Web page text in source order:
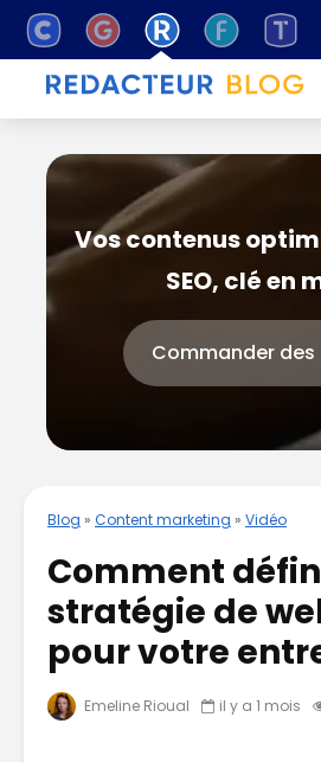
Vos contenus
SEO, clé en
Commander des
Blog » Content marketing » Vidéo
Comment
stratégie de
pour votre
Emeline Rioual il y a 1 mois